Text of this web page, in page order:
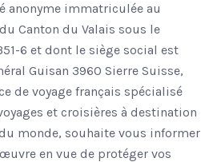
anonyme immatriculée au
Canton du Valais sous le
6 et dont le siège social est
Guisan 3960 Sierre Suisse,
de voyage français spécialisé
et croisières à destination
monde, souhaite vous informer
en vue de protéger vos